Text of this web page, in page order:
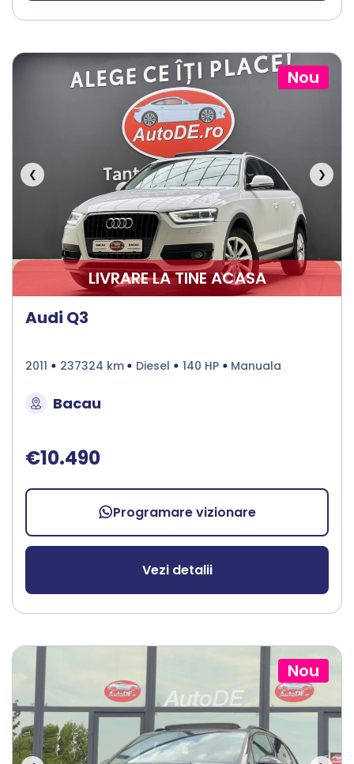
Nou
❮ ❯
LIVRARE LA TINE ACASA
Audi Q3
2011 237324 km Diesel 140 HP Manuala
Bacau
€10.490
Programare vizionare
Vezi detalii
Nou